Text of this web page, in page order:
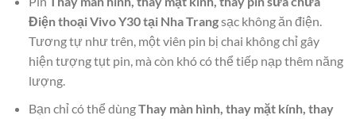
Điện thoại Vivo Y30 tại Nha Trangsạc không ăn điện.
Tương tự như trên, một viên pin bị chai không chỉ gây
hiện tượng tụt pin, mà còn khó có thể tiếp nạp thêm năng
lượng.
Bạn chỉ có thể dùngThay màn hình, thay mặt kính, thay